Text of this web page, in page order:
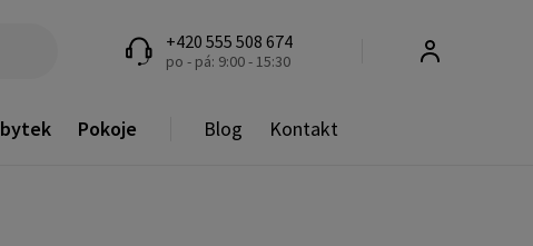
+420 555 508 674
po - pá: 9:00 - 15:30
Pokoje Blog Kontakt